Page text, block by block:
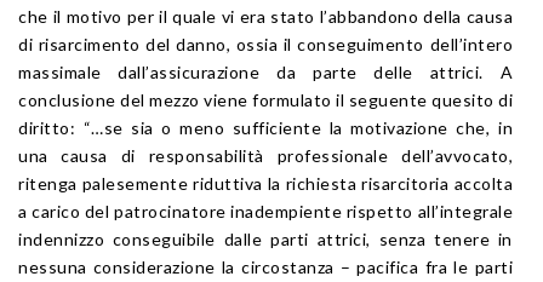
che il motivo per il quale vi era stato l’abbandono della causa
di risarcimento del danno, ossia il conseguimento dell’intero
massimale dall’assicurazione da parte delle attrici. A
conclusione del mezzo viene formulato il seguente quesito di
diritto: “…se sia o meno sufficiente la motivazione che, in
una causa di responsabilità professionale dell’avvocato,
ritenga palesemente riduttiva la richiesta risarcitoria accolta
a carico del patrocinatore inadempiente rispetto all’integrale
indennizzo conseguibile dalle parti attrici, senza tenere in
nessuna considerazione la circostanza – pacifica fra le parti